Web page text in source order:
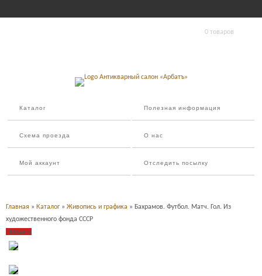
0 товаров
Каталог Полезная информация
Схема проезда О нас
Мой аккаунт Отследить посылку
Главная » Каталог » Живопись и графика » Бахрамов. Футбол. Матч. Гол. Из
художественного фонда СССР
Продано